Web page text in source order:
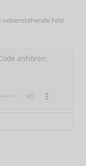
nebenstehende Feld
anhören: